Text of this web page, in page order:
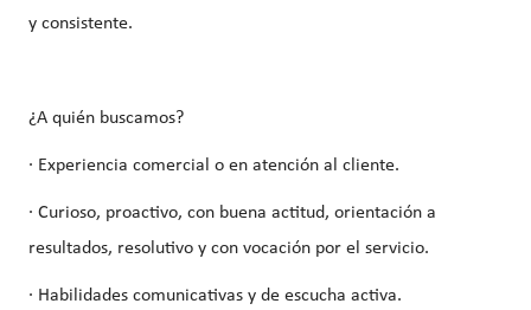
y consistente.
¿A quién buscamos?
· Experiencia comercial o en atención al cliente.
· Curioso, proactivo, con buena actitud, orientación a
resultados, resolutivo y con vocación por el servicio.
· Habilidades comunicativas y de escucha activa.